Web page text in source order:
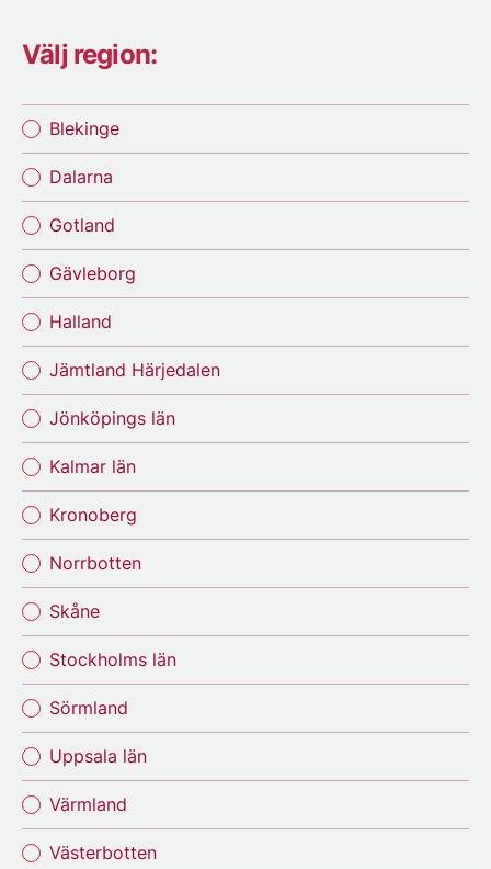
Välj region:
Blekinge
Dalarna
Gotland
Gävleborg
Halland
Jämtland Härjedalen
Jönköpings län
Kalmar län
Kronoberg
Norrbotten
Skåne
Stockholms län
Sörmland
Uppsala län
Värmland
Västerbotten